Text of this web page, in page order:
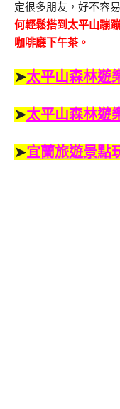
定很多朋友，好不容
何輕鬆搭到太平山蹦蹦
咖啡廳下午茶。
➤太平山森林遊
➤太平山森林遊
➤宜蘭旅遊景點